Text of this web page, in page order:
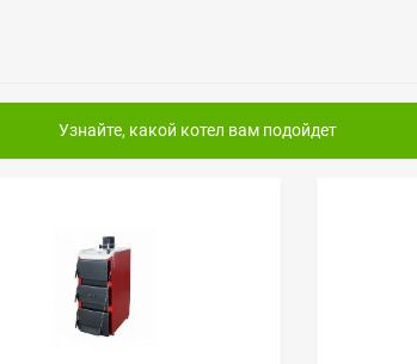
Узнайте, какой котел вам подойдет